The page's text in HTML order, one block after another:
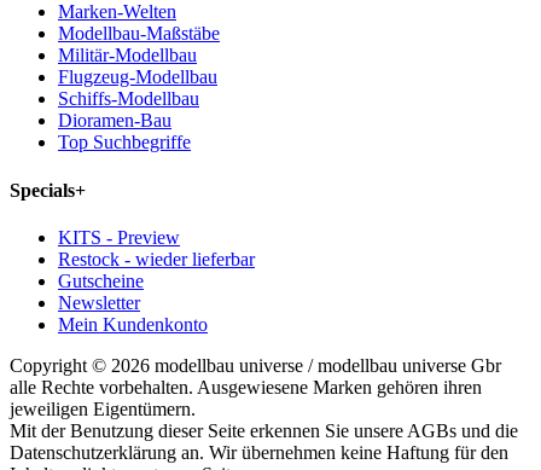
Marken-Welten
Modellbau-Maßstäbe
Militär-Modellbau
Flugzeug-Modellbau
Schiffs-Modellbau
Dioramen-Bau
Top Suchbegriffe
Specials+
KITS - Preview
Restock - wieder lieferbar
Gutscheine
Newsletter
Mein Kundenkonto
Copyright © 2026 modellbau universe / modellbau universe Gbr
alle Rechte vorbehalten. Ausgewiesene Marken gehören ihren
jeweiligen Eigentümern.
Mit der Benutzung dieser Seite erkennen Sie unsere AGBs und die
Datenschutzerklärung an. Wir übernehmen keine Haftung für den